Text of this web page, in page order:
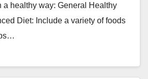
a healthy way: General Healthy
Diet: Include a variety of foods